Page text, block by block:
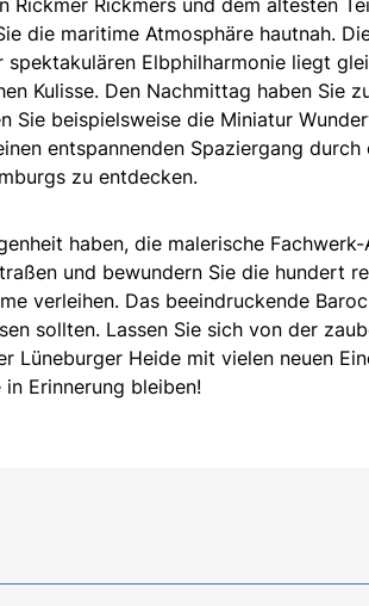
Rickmers und dem ältesten
die maritime Atmosphäre hautnah.
Elbphilharmonie liegt
Kulisse. Den Nachmittag haben Sie
Sie beispielsweise die Miniatur
entspannenden Spaziergang durch
zu entdecken.
haben, die malerische
und bewundern Sie die hundert
verleihen. Das beeindruckende
sollten. Lassen Sie sich von der
Lüneburger Heide mit vielen neuen
Erinnerung bleiben!